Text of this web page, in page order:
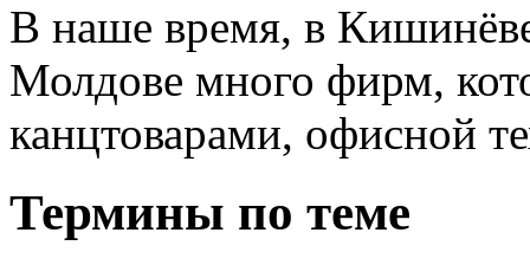
В наше время, в
Молдове много фирм,
канцтоварами, офисной
Термины по теме